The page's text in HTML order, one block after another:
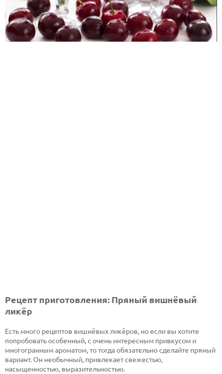
Рецепт приготовления: Пряный вишнёвый
ликёр
Есть много рецептов вишнёвых ликёров, но если вы хотите
попробовать особенный, с очень интересным привкусом и
многогранным ароматом, то тогда обязательно сделайте пряный
вариант. Он необычный, привлекает свежестью,
насыщенностью, выразительностью.